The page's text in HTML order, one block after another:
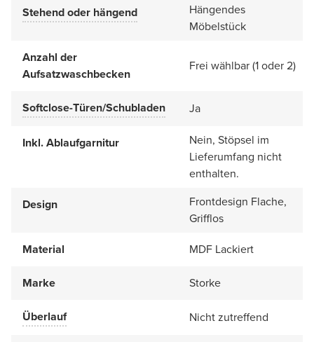
Stehend oder hängend
Hängendes
Möbelstück
Anzahl der
Aufsatzwaschbecken
Frei wählbar (1 oder 2)
Softclose-Türen/Schubladen Ja
Inkl. Ablaufgarnitur
Nein, Stöpsel im
Lieferumfang nicht
enthalten.
Design
Frontdesign Flache,
Grifflos
Material
MDF Lackiert
Marke Storke
Überlauf Nicht zutreffend